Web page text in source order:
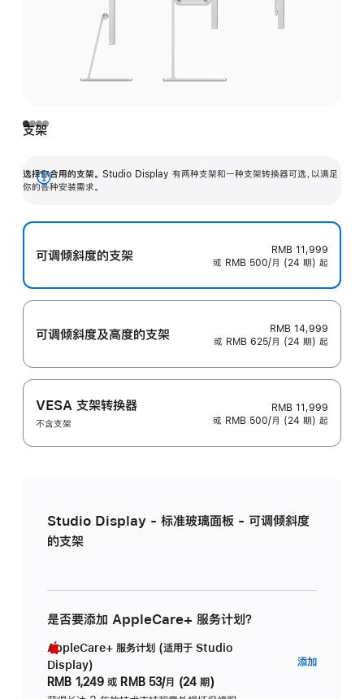
支架
选择你合用的支架。 Studio Display 有两种支架和一种支架转换器可选，以满足
你的各种安装需求。
展
可调倾斜度的支架
RMB 11,999
或 RMB 500/月 (24 期) 起
可调倾斜度及高‍度的支‍架
RMB 14,999
或 RMB 625/月 (24 期) 起
VESA 支架转换器
不含支架
RMB 11,999
或 RMB 500/月 (24 期) 起
Studio Display - 标准玻璃面板 - 可调倾斜度
的支架
是否要添加 AppleCare+ 服务计划？
AppleCare+ 服务计划 (适用于 Studio
Display)
RMB 1,249 或 RMB 53/月 (24 期)
添加